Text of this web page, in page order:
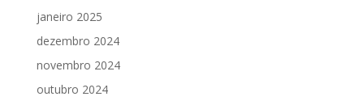
janeiro 2025
dezembro 2024
novembro 2024
outubro 2024